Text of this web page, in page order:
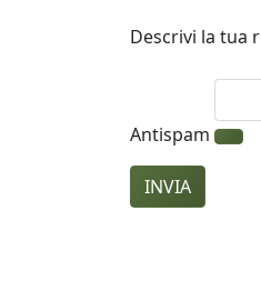
Descrivi la tua
Antispam
INVIA